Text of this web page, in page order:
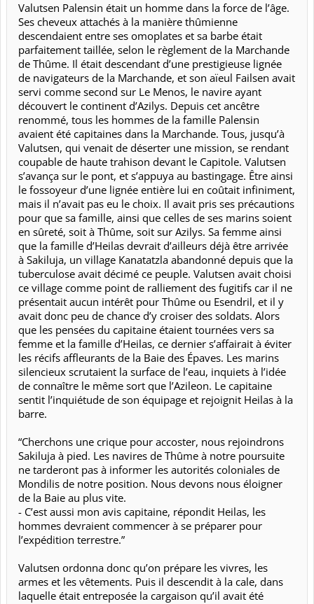
Valutsen Palensin était un homme dans la force de l’âge.
Ses cheveux attachés à la manière thûmienne
descendaient entre ses omoplates et sa barbe était
parfaitement taillée, selon le règlement de la Marchande
de Thûme. Il était descendant d’une prestigieuse lignée
de navigateurs de la Marchande, et son aïeul Failsen avait
servi comme second sur Le Menos, le navire ayant
découvert le continent d’Azilys. Depuis cet ancêtre
renommé, tous les hommes de la famille Palensin
avaient été capitaines dans la Marchande. Tous, jusqu’à
Valutsen, qui venait de déserter une mission, se rendant
coupable de haute trahison devant le Capitole. Valutsen
s’avança sur le pont, et s’appuya au bastingage. Être ainsi
le fossoyeur d’une lignée entière lui en coûtait infiniment,
mais il n’avait pas eu le choix. Il avait pris ses précautions
pour que sa famille, ainsi que celles de ses marins soient
en sûreté, soit à Thûme, soit sur Azilys. Sa femme ainsi
que la famille d’Heilas devrait d’ailleurs déjà être arrivée
à Sakiluja, un village Kanatatzla abandonné depuis que la
tuberculose avait décimé ce peuple. Valutsen avait choisi
ce village comme point de ralliement des fugitifs car il ne
présentait aucun intérêt pour Thûme ou Esendril, et il y
avait donc peu de chance d’y croiser des soldats. Alors
que les pensées du capitaine étaient tournées vers sa
femme et la famille d’Heilas, ce dernier s’affairait à éviter
les récifs affleurants de la Baie des Épaves. Les marins
silencieux scrutaient la surface de l’eau, inquiets à l’idée
de connaître le même sort que l’Azileon. Le capitaine
sentit l’inquiétude de son équipage et rejoignit Heilas à la
barre.
“Cherchons une crique pour accoster, nous rejoindrons
Sakiluja à pied. Les navires de Thûme à notre poursuite
ne tarderont pas à informer les autorités coloniales de
Mondilis de notre position. Nous devons nous éloigner
de la Baie au plus vite.
- C’est aussi mon avis capitaine, répondit Heilas, les
hommes devraient commencer à se préparer pour
l’expédition terrestre.”
Valutsen ordonna donc qu’on prépare les vivres, les
armes et les vêtements. Puis il descendit à la cale, dans
laquelle était entreposée la cargaison qu’il avait été